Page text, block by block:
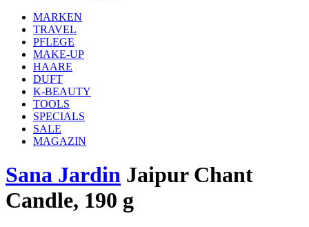
MARKEN
TRAVEL
PFLEGE
MAKE-UP
HAARE
DUFT
K-BEAUTY
TOOLS
SPECIALS
SALE
MAGAZIN
Sana Jardin Jaipur Chant
Candle, 190 g